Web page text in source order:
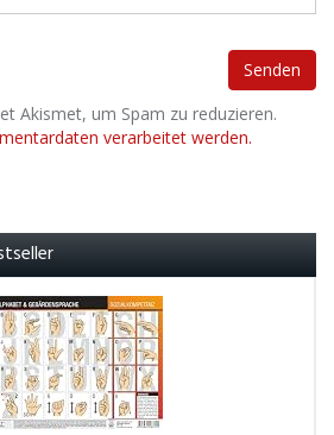
Akismet, um Spam zu reduzieren.
verarbeitet werden.